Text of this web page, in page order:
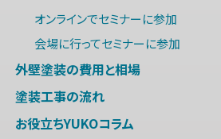
オンラインでセミナーに参加
会場に行ってセミナーに参加
外壁塗装の費用と相場
塗装工事の流れ
お役立ちYUKOコラム